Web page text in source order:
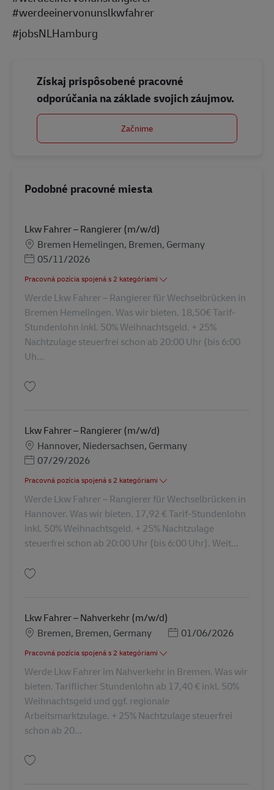
#werdeeinervonunslkwfahrer
#jobsNLHamburg
Získaj prispôsobené pracovné
odporúčania na základe svojich záujmov.
Začnime
Podobné pracovné miesta
Lkw Fahrer – Rangierer (m/w/d)
MiestoBremen Hemelingen, Bremen, Germany
Posted Date
05/11/2026
Pracovná pozícia spojená s 2 kategóriami
Werde Lkw Fahrer – Rangierer für Wechselbrücken in
Bremen Hemelingen. Was wir bieten. 18,50€ Tarif-
Stundenlohn inkl. 50% Weihnachtsgeld. + 25%
Nachtzulage steuerfrei schon ab 20:00 Uhr (bis 6:00
Uh...
Lkw Fahrer – Rangierer (m/w/d)
MiestoHannover, Niedersachsen, Germany
Posted Date
07/29/2026
Pracovná pozícia spojená s 2 kategóriami
Werde Lkw Fahrer – Rangierer für Wechselbrücken in
Hannover. Was wir bieten. 17,92 € Tarif-Stundenlohn
inkl. 50% Weihnachtsgeld. + 25% Nachtzulage
steuerfrei schon ab 20:00 Uhr (bis 6:00 Uhr). Weit...
Lkw Fahrer – Nahverkehr (m/w/d)
MiestoBremen, Bremen, Germany Posted Date
01/06/2026
Pracovná pozícia spojená s 2 kategóriami
Werde Lkw Fahrer im Nahverkehr in Bremen. Was wir
bieten. Tariflicher Stundenlohn ab 17,40 € inkl. 50%
Weihnachtsgeld und ggf. regionale
Arbeitsmarktzulage. + 25% Nachtzulage steuerfrei
schon ab 20...